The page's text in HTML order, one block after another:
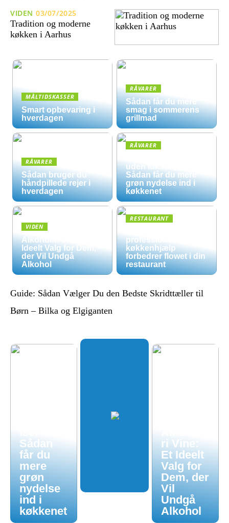
VIDEN 03/07/2025
Tradition og moderne
køkken i Aarhus
MÅLTIDSKASSER
Smart opbevaring i
hverdagen
RÅVARER
Sådan får du mere
smag i sommerens
grillmad
RÅVARER
Sådan bruger du
håndpillede rejer i
hverdagen
RÅVARER
uden luksuspriser:
Sådan får du mere
grøn nydelse ind i
køkkenet
VIDEN
Alkoholfri Vine: Et
Ideelt Valg for Dem,
der Vil Undgå
Alkohol
RESTAURANT
professionel
køkkenhjælp
forbedrer flowet i din
restaurant
Guide: Sådan Vælger Du den Bedste Skridttæller til
Børn – Bilka og Elgiganten
Sådan
får du
mere
grøn
nydelse
ind i
køkkenet
ri Vine:
Et Ideelt
Valg for
Dem, der
Vil
Undgå
Alkohol